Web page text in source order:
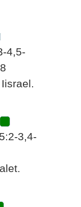
4,5-
3,4-